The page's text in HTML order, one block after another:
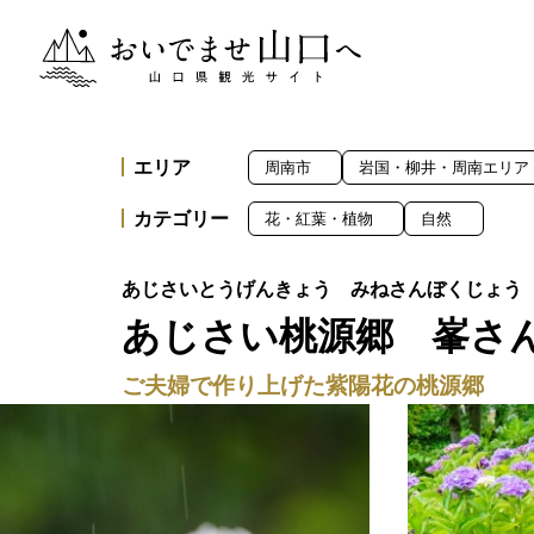
おいでませ山口へー山口県観光サイト
あじさい桃源郷 峯さ
ご夫婦で作り上げた紫陽花の桃源郷
エリア 周南市 岩国・柳井・周南エリア
カテゴリー 花・紅葉・植物 自然